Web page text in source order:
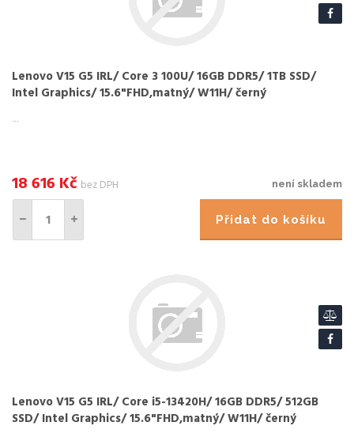
Lenovo V15 G5 IRL/ Core 3 100U/ 16GB DDR5/ 1TB SSD/
Intel Graphics/ 15.6"FHD,matný/ W11H/ černý
...
není skladem
18 616 Kč bez DPH
Přidat do košíku
Lenovo V15 G5 IRL/ Core i5-13420H/ 16GB DDR5/ 512GB
SSD/ Intel Graphics/ 15.6"FHD,matný/ W11H/ černý